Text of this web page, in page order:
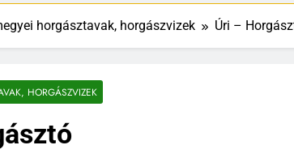
horgásztavak, horgászvizek Úri –
HORGÁSZVIZEK